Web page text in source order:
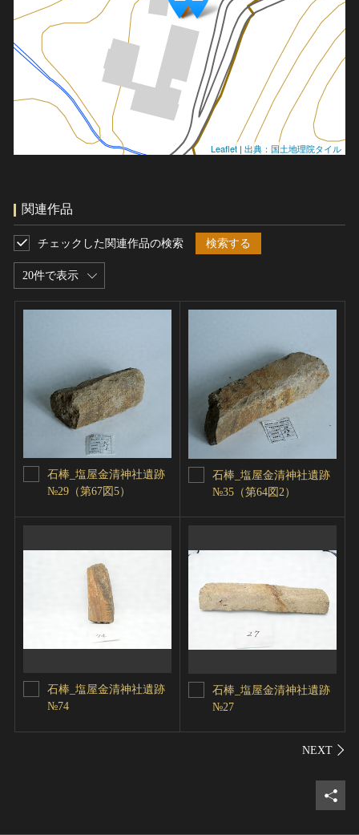
Leaflet | 出典：国土地理院タイル
関連作品
20件で表示
チェックした関連作品の検索 検索する
石棒_塩屋金清神社遺跡
№29（第67図5）
石棒_塩屋金清神社遺跡
№35（第64図2）
石棒_塩屋金清神社遺跡
№74
石棒_塩屋金清神社遺跡
№27
シェ